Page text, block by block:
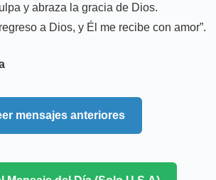
y abraza la gracia de Dios.
a Dios, y Él me recibe con amor”.
mensajes anteriores